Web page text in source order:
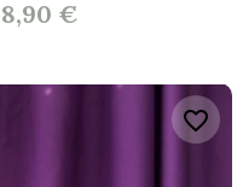
8,90 €
favorite_border